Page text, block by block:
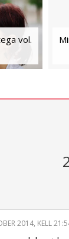
vol.
2014, KELL